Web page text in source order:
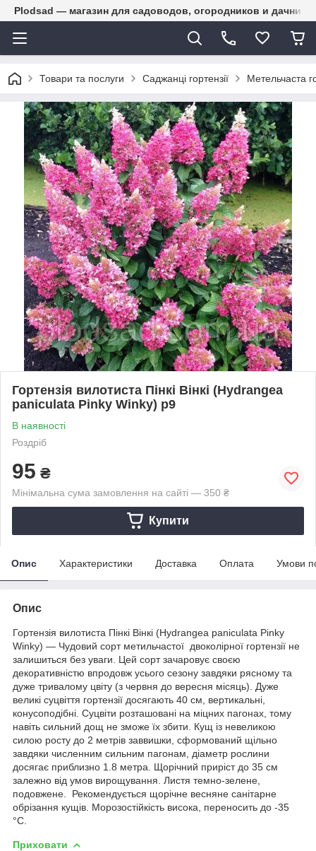
Plodsad — магазин для садоводов, огородников и
Товари та послуги Саджанці гортензії Метельчаста
Гортензія вилотиста Пінкі Вінкі (Hydrangea
paniculata Pinky Winky) р9
В наявності
Роздріб
95 ₴
Мінімальна сума замовлення на сайті — 350 ₴
Купити
Опис Характеристики Доставка Оплата Умови
Опис
Гортензія вилотиста Пінкі Вінкі (Hydrangea paniculata Pinky
Winky) — Чудовий сорт метильчастої двоколірної гортензії не
залишиться без уваги. Цей сорт зачаровує своєю
декоративністю впродовж усього сезону завдяки рясному та
дуже тривалому цвіту (з червня до вересня місяць). Дуже
великі суцвіття гортензії досягають 40 см, вертикальні,
конусоподібні. Суцвіти розташовані на міцних пагонах, тому
навіть сильний дощ не зможе їх збити. Кущ із невеликою
силою росту до 2 метрів заввишки, сформований щільно
завдяки численним сильним пагонам, діаметр рослини
досягає приблизно 1.8 метра. Щорічний приріст до 35 см
залежно від умов вирощування. Листя темно-зелене,
подовжене. Рекомендується щорічне весняне санітарне
обрізання кущів. Морозостійкість висока, переносить до -35
°C.
Приховати